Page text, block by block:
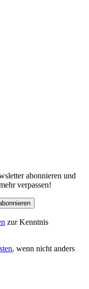
abonnieren und
verpassen!
zur Kenntnis
, wenn nicht anders